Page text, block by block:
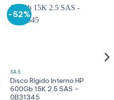
-52%
SAS
Disco Rígido Interno HP
600Gb 15K 2.5 SAS –
0B31345